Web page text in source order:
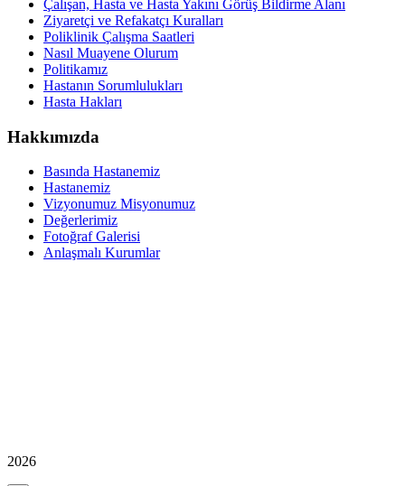
Çalışan, Hasta ve Hasta Yakını Görüş Bildirme Alanı
Ziyaretçi ve Refakatçı Kuralları
Poliklinik Çalışma Saatleri
Nasıl Muayene Olurum
Politikamız
Hastanın Sorumlulukları
Hasta Hakları
Hakkımızda
Basında Hastanemiz
Hastanemiz
Vizyonumuz Misyonumuz
Değerlerimiz
Fotoğraf Galerisi
Anlaşmalı Kurumlar
2026